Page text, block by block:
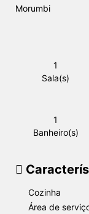
Morumbi
1
Sala(s)
1
Banheiro(s)
Cozinha
Área de